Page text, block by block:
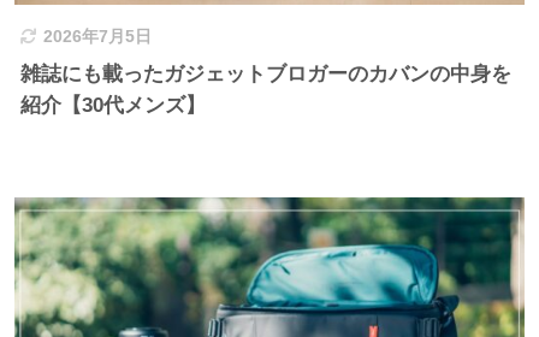
2026年7月5日
雑誌にも載ったガジェットブロガーのカバンの中身を
紹介【30代メンズ】